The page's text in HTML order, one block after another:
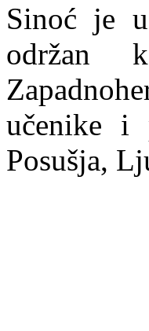
Sinoć je
održan
učenike i
Posušja,